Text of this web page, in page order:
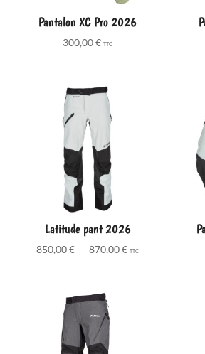
Pantalon XC Pro 2026
300,00€ TTC
Latitude pant 2026
850,00€ – 870,00€Plage
TTC